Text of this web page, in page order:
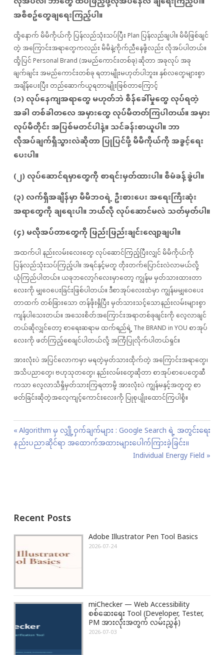
အစီစဥ်တွေချရေးကြည့်ပါ။
ထို့နောက် မိမိကိုယ်ကို ပြန်လည်သုံးသပ်ပြီး Plan ပြန်လည်ချပါ။ မိမိဖြစ်ချင်
တဲ့ အကြောင်းအရာတွေကလည်း မိမိနဲ့ကိုက်ညီနေဖို့လည်း လိုအပ်ပါတယ်။
ထို့ပြင် Personal Brand (အမည်ကောင်းတစ်ခု) ဆိုတာ အခုလုပ် အခု
ချက်ချင်း အမည်ကောင်းတစ်ခု ရတာမျိုးမဟုတ်ပါဘူး။ နှစ်လတွေများစွာ
အချိန်ပေးပြီး တည်ဆောက်ယူရတာမျိုးဖြစ်တာကြောင့်
(၁) လုပ်နေကျအရာတွေ မဟုတ်ဘဲ စိန်ခေါ်မှုတွေ လုပ်ရတဲ့
အခါ တစ်ခါတလေ အမှားတွေ လုပ်မိတတ်ကြပါတယ်။ အမှား
လုပ်မိတိုင်း အပြစ်မတင်ပါနဲ့။ သင်ခန်းစာယူပါ။ ဘာ
လိုအပ်ချက်ရှိသွားလဲဆိုတာ ပြုပြင်ဖို့ မိမိကိုယ်ကို အခွင့်ရေး
ပေးပါ။
(၂) လုပ်ဆောင်ရမှာတွေကို စာရင်းမှတ်ထားပါ။ စီမံခန့်ခွဲပါ။
(၃) လက်ရှိအချိန်မှာ မိမိဘဝရဲ့ ဦးစားပေး အရေးကြီးဆုံး
အရာတွေကို ချရေးပါ။ ဘယ််််လို လုပ်ဆောင်မလဲ သတ်မှတ်ပါ။
(၄) မလိုအပ်တာတွေကို ဖြည်းဖြည်းချင်းလျော့ချပါ။
အထက်ပါ နည်းလမ်းလေးတွေ လုပ်ဆောင်ကြည့်ပြီးလျှင် မိမိကိုယ်ကို
ပြန်လည်သုံးသပ်ကြည့်ပါ။ အရင်နှင့်မတူ တိုးတက်ပြောင်းလဲလာမယ်လို့
ယုံကြည်ပါတယ်။ ယခုဘလော့ဂ်လေးမှာတော့ ကျွန်မ မှတ်သားထားတာ
လေးကို မျှဝေပေးခြင်းဖြစ်ပါတယ်။ ဒီစာအုပ်လေးထဲမှာ ကျွန်မမျှဝေပေး
တာထက် တစ်ခြားသော တန်ဖိုးရှိပြီး မှတ်သားသင့်သောနည်းလမ်းများစွာ
ကျန်ပါသေးတယ်။ အသေးစိတ်အကြောင်းအရာတစ်ခုချင်းကို လေ့လာချင်
တယ်ဆိုလျှင်တော့ စာရေးဆရာမ ထက်ရည်ရဲ့ The BRAND in YOU စာအုပ်
လေးကို ဖတ်ကြည့်စေချင်ပါတယ်လို့ အကြံပြုလိုက်ပါတယ်ရှင်။
အားလုံးပဲ အပြင်လောကမှာ မရတဲ့မှတ်သားထိုက်တဲ့ အကြောင်းအရာတွေ၊
အသိပညာတွေ၊ ဗဟုသုတတွေ၊ နည်းလမ်းတွေဆိုတာ စာအုပ်စာပေတွေဆီ
ကသာ လေ့လာသိရှိမှတ်သားကြရတာမို့ အားလုံးပဲ ကျွန်မနှင့်အတူတူ စာ
ဖတ်ခြင်းဆိုတဲ့အလေ့ကျင့်ကောင်းလေးကို ပြုစုပျိုးထောင်ကြပါစို့။
P
o
i
g
n
P
r
s
P
s
t
Algorithm မှ လျှို့ဝှက်ချက်များ : Google Search ရဲ့ အတွင်းရေး
နည်းပညာဆိုင်ရာ အထောက်အထားများပေါက်ကြားခဲ့ခြင်း။
N
s
t
Individual Energy Field
Recent Posts
Adobe Illustrator Pen Tool Basics
2026-07-24
miChecker — Web Accessibility
စစ်ဆေးရေး Tool (Developer, Tester,
PM အားလုံးအတွက် လမ်းညွှန်)
2026-07-03